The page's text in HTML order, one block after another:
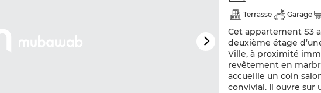
Terrasse Garage
Cet appartement S3
deuxième étage
Ville, à proximité
revêtement en
accueille un coin
convivial. Il ouvre sur